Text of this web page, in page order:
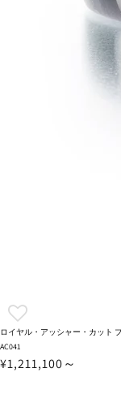
ロイヤル・アッシャー・カット
AC041
¥1,211,100～